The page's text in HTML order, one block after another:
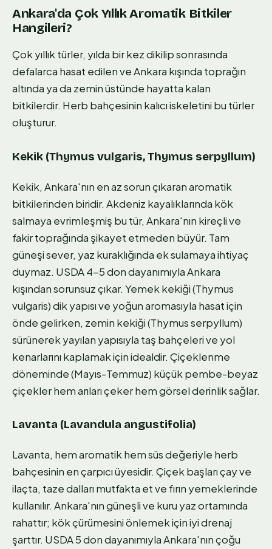
Ankara'da Çok Yıllık Aromatik Bitkiler
Hangileri?
Çok yıllık türler, yılda bir kez dikilip sonrasında
defalarca hasat edilen ve Ankara kışında toprağın
altında ya da zemin üstünde hayatta kalan
bitkilerdir. Herb bahçesinin kalıcı iskeletini bu türler
oluşturur.
Kekik (Thymus vulgaris, Thymus serpyllum)
Kekik, Ankara'nın en az sorun çıkaran aromatik
bitkilerinden biridir. Akdeniz kayalıklarında kök
salmaya evrimleşmiş bu tür, Ankara'nın kireçli ve
fakir toprağında şikayet etmeden büyür. Tam
güneşi sever, yaz kuraklığında ek sulamaya ihtiyaç
duymaz. USDA 4-5 don dayanımıyla Ankara
kışından sorunsuz çıkar. Yemek kekiği (Thymus
vulgaris) dik yapısı ve yoğun aromasıyla hasat için
önde gelirken, zemin kekiği (Thymus serpyllum)
sürünerek yayılan yapısıyla taş bahçeleri ve yol
kenarlarını kaplamak için idealdir. Çiçeklenme
döneminde (Mayıs-Temmuz) küçük pembe-beyaz
çiçekler hem arıları çeker hem görsel derinlik sağlar.
Lavanta (Lavandula angustifolia)
Lavanta, hem aromatik hem süs değeriyle herb
bahçesinin en çarpıcı üyesidir. Çiçek başları çay ve
ilaçta, taze dalları mutfakta et ve fırın yemeklerinde
kullanılır. Ankara'nın güneşli ve kuru yaz ortamında
rahattır; kök çürümesini önlemek için iyi drenaj
şarttır. USDA 5 don dayanımıyla Ankara'nın çoğu